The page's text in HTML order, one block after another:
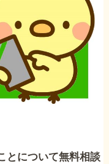
とについて無料相談